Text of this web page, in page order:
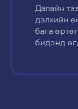
Далайн
дэлхийн
бага
бидэнд